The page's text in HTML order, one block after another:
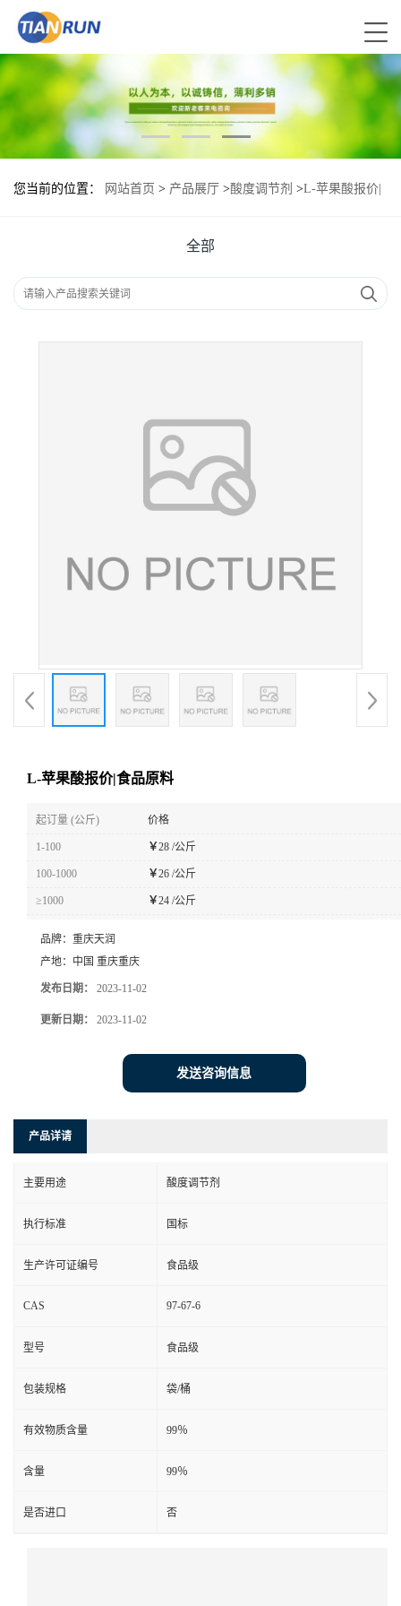
您当前的位置： 网站首页 > 产品展厅 >酸度调节剂 >L-苹果酸报价|
全部
L-苹果酸报价|食品原料
起订量 (公斤) 价格
1-100 ￥28 /公斤
100-1000 ￥26 /公斤
≥1000 ￥24 /公斤
品牌： 重庆天润
产地： 中国 重庆重庆
发布日期： 2023-11-02
更新日期： 2023-11-02
发送咨询信息
产品详请
主要用途 酸度调节剂
执行标准 国标
生产许可证编号 食品级
CAS 97-67-6
型号 食品级
包装规格 袋/桶
有效物质含量 99％
含量 99％
是否进口 否